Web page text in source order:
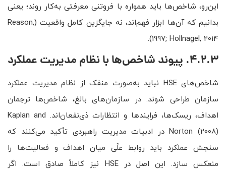
این‌رو، شاخص‌ها باید همواره با فروتنی معرفتی به‌کار روند؛ یعنی
بدانیم که آن‌ها ابزار فهم‌اند، نه جایگزین کامل واقعیت (Reason,
1997; Hollnagel, 2014).
4.2.3. پیوند شاخص‌ها با نظام مدیریت عملکرد
شاخص‌های HSE نباید به‌صورت منفک از نظام مدیریت عملکرد
سازمان طراحی شوند. در سازمان‌های بالغ، شاخص‌ها ترجمان
اهداف، ریسک‌ها، فرایندها و انتظارات ذی‌نفعان‌اند. Kaplan and
Norton (2008) در ادبیات مدیریت راهبردی تأکید می‌کنند که
سنجش عملکرد باید روابط علّی میان اهداف و فعالیت‌ها را
منعکس سازد. این اصل در HSE نیز کاملاً صادق است. اگر